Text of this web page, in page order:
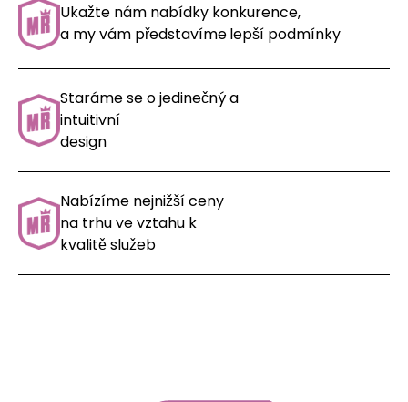
Ukažte nám nabídky konkurence,
a my vám představímelepší podmínky
Staráme se o jedinečný a
intuitivní
design
Nabízíme nejnižší ceny
na trhu ve vztahu k
kvalitě služeb